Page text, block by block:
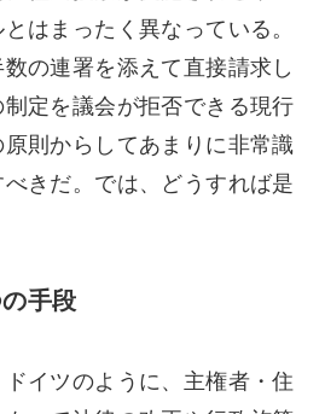
はまったく異なっている。
の連署を添えて直接請求し
定を議会が拒否できる現行
則からしてあまりに非常識
きだ。では、どうすれば是
手段
イツのように、主権者・住